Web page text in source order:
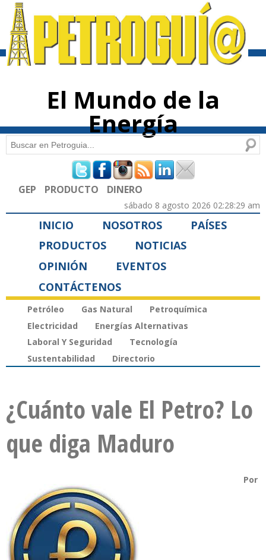
contenido
El Mundo de la
Energía
Formulario de búsqueda
Buscar
GEP PRODUCTO DINERO
sábado 8 agosto 2026 02:28:29 am
INICIO NOSOTROS
PAÍSES
PRODUCTOS
NOTICIAS
OPINIÓN
EVENTOS
CONTÁCTENOS
Petróleo Gas Natural
Petroquímica
Electricidad
Energías Alternativas
Laboral Y Seguridad
Tecnología
Sustentabilidad
Directorio
¿Cuánto vale El Petro? Lo
que diga Maduro
Por